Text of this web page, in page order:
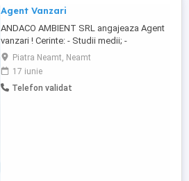
Agent Vanzari
ANDACO AMBIENT SRL angajeaza Agent
vanzari ! Cerinte: - Studii medii; -
Experienta in vanzari minim 2 ani -
Persoana comunicativa, cu abilitati de
analiza si organizare; - Permis de
conducere categoria B; - Sa promovezi
Piatra Neamt, Neamt
17 iunie
Telefon validat